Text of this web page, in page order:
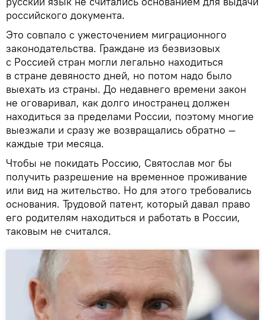
российского документа.
Это совпало с ужесточением миграционного
законодательства. Граждане из безвизовых
с Россией стран могли легально находиться
в стране девяносто дней, но потом надо было
выехать из страны. До недавнего времени закон
не оговаривал, как долго иностранец должен
находиться за пределами России, поэтому многие
выезжали и сразу же возвращались обратно —
каждые три месяца.
Чтобы не покидать Россию, Святослав мог бы
получить разрешение на временное проживание
или вид на жительство. Но для этого требовались
основания. Трудовой патент, который давал право
его родителям находиться и работать в России,
таковым не считался.